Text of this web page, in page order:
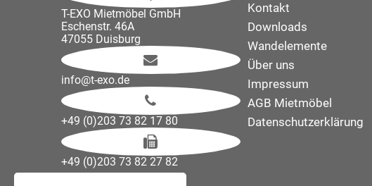
T-EXO Mietmöbel GmbH
Eschenstr. 46A
47055 Duisburg
info@t-exo.de
+49 (0)203 73 82 17 80
+49 (0)203 73 82 27 82
Kontakt
Downloads
Wandelemente
Über uns
Impressum
AGB Mietmöbel
Datenschutzerklärung